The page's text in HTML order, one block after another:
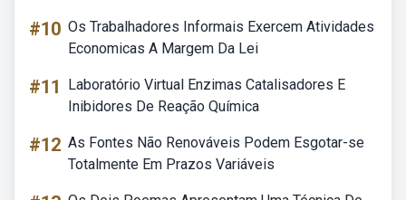
#10 Os Trabalhadores Informais Exercem Atividades
Economicas A Margem Da Lei
#11
Laboratório Virtual Enzimas Catalisadores E
Inibidores De Reação Química
#12 As Fontes Não Renováveis Podem Esgotar-se
Totalmente Em Prazos Variáveis